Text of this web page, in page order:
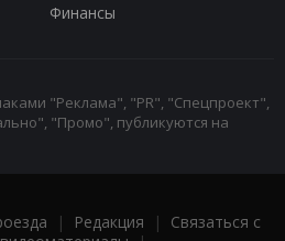
Финансы
"Реклама", "PR", "Спецпроект",
"Промо", публикуются на
| Редакция | Связаться с